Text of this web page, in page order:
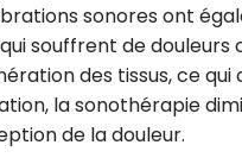
sonores ont
souffrent de douleurs
des tissus, ce
la sonothérapie
de la douleur.